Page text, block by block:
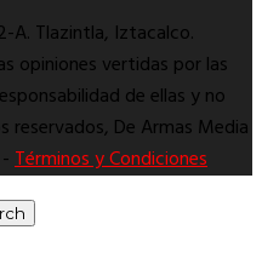
A. Tlazintla, Iztacalco.
opiniones vertidas por las
de ellas y no
reservados, De Armas Media
-Términos y Condiciones